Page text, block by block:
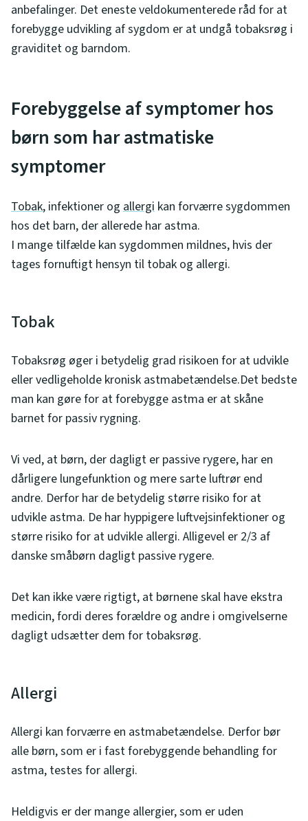
anbefalinger. Det eneste veldokumenterede råd for at
forebygge udvikling af sygdom er at undgå tobaksrøg i
graviditet og barndom.
Forebyggelse af symptomer hos
børn som har astmatiske
symptomer
Tobak, infektioner og allergi kan forværre sygdommen
hos det barn, der allerede har astma.
I mange tilfælde kan sygdommen mildnes, hvis der
tages fornuftigt hensyn til tobak og allergi.
Tobak
Tobaksrøg øger i betydelig grad risikoen for at udvikle
eller vedligeholde kronisk astmabetændelse.Det bedste
man kan gøre for at forebygge astma er at skåne
barnet for passiv rygning.
Vi ved, at børn, der dagligt er passive rygere, har en
dårligere lungefunktion og mere sarte luftrør end
andre. Derfor har de betydelig større risiko for at
udvikle astma. De har hyppigere luftvejsinfektioner og
større risiko for at udvikle allergi. Alligevel er 2/3 af
danske småbørn dagligt passive rygere.
Det kan ikke være rigtigt, at børnene skal have ekstra
medicin, fordi deres forældre og andre i omgivelserne
dagligt udsætter dem for tobaksrøg.
Allergi
Allergi kan forværre en astmabetændelse. Derfor bør
alle børn, som er i fast forebyggende behandling for
astma, testes for allergi.
Heldigvis er der mange allergier, som er uden